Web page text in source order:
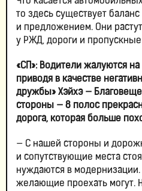
то здесь существует
и предложением. Они
у РЖД, дороги и
«СП»: Водители жалуются на
приводя в качестве
дружбы» Хэйхэ —
стороны — 8 полос
дорога, которая больше
— С нашей стороны и
и сопутствующие места
нуждаются в модернизации.
желающие проехать могут.